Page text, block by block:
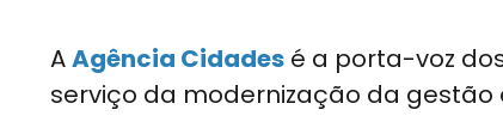
AAgência Cidades é a porta-voz
serviço da modernização da